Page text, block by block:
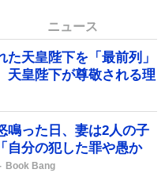
ニュース
天皇陛下を「最前列」
皇陛下が尊敬される理
鳴った日、妻は2人の子
分の犯した罪や愚か
Book Bang